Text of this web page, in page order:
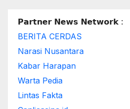
𝗣𝗮𝗿𝘁𝗻𝗲𝗿 𝗡𝗲𝘄𝘀 𝗡𝗲𝘁𝘄𝗼𝗿𝗸 :
BERITA CERDAS
Narasi Nusantara
Kabar Harapan
Warta Pedia
Lintas Fakta